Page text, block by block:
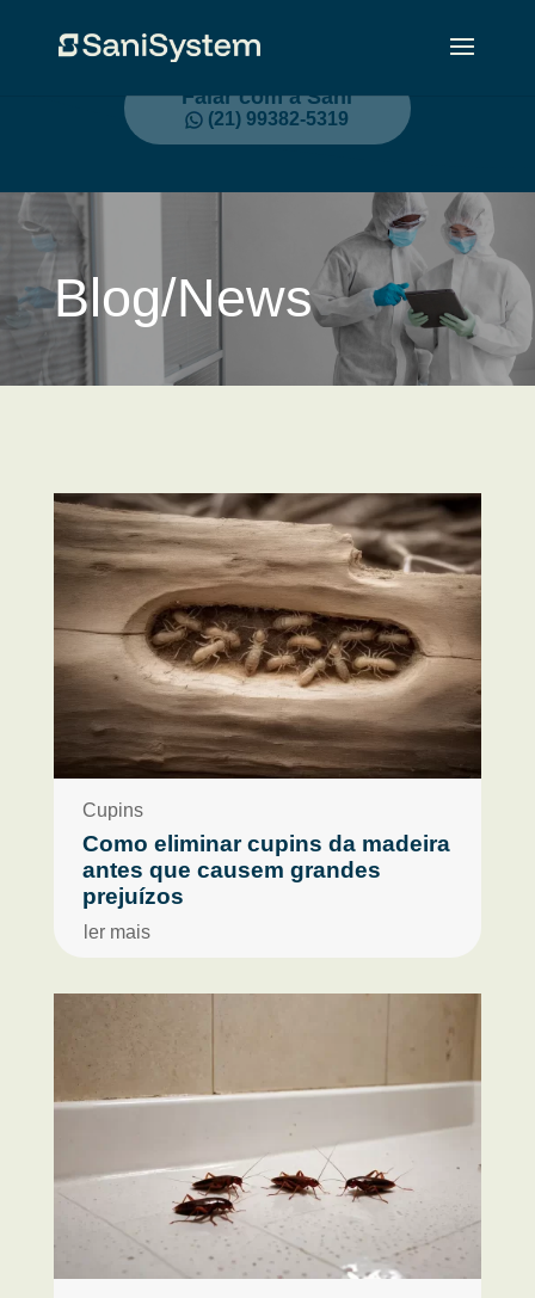
Falar com a Sani
(21) 99382-5319
Blog/News
Como eliminar cupins da madeira
antes que causem grandes
prejuízos
Cupins
ler mais